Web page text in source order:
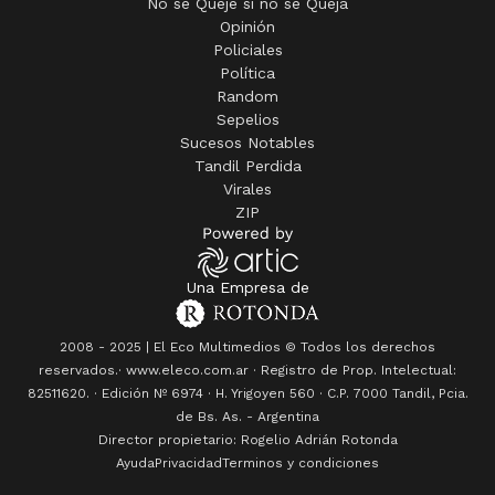
Opinión
Policiales
Política
Random
Sepelios
Sucesos Notables
Tandil Perdida
Virales
ZIP
Una Empresa de
2008 - 2025 | El Eco Multimedios © Todos los derechos
reservados.· www.eleco.com.ar · Registro de Prop. Intelectual:
82511620. · Edición Nº 6974· H. Yrigoyen 560 · C.P. 7000 Tandil, Pcia.
de Bs. As. - Argentina
Director propietario: Rogelio Adrián Rotonda
AyudaPrivacidadTerminos y condiciones